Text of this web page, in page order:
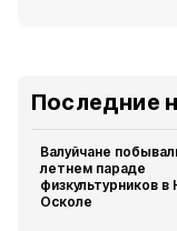
Последние
Валуйчане
летнем параде
физкультурников
Осколе